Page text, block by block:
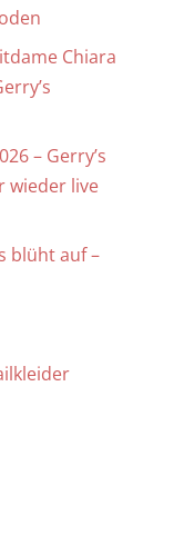
Chiara
– Gerry’s
wieder live
blüht auf –